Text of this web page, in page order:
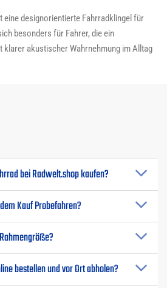
eine designorientierte Fahrradklingel für
besonders für Fahrer, die ein
akustischer Wahrnehmung im Alltag
bei Radwelt.shop kaufen?
Kauf Probefahren?
bestellen und vor Ort abholen?